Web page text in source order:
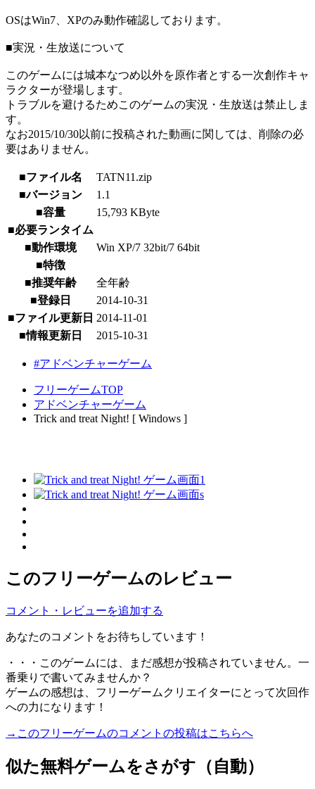
OSはWin7、XPのみ動作確認しております。
■実況・生放送について
このゲームには城本なつめ以外を原作者とする一次創作キャ
ラクターが登場します。
トラブルを避けるためこのゲームの実況・生放送は禁止しま
す。
なお2015/10/30以前に投稿された動画に関しては、削除の必
要はありません。
■ファイル名
TATN11.zip
■バージョン
1.1
■容量
15,793 KByte
■必要ランタイム
■動作環境
Win XP/7 32bit/7 64bit
■特徴
■推奨年齢
全年齢
■登録日
2014-10-31
■ファイル更新日 2014-11-01
■情報更新日
2015-10-31
#アドベンチャーゲーム
フリーゲームTOP
アドベンチャーゲーム
Trick and treat Night! [ Windows ]
このフリーゲームのレビュー
コメント・レビューを追加する
あなたのコメントをお待ちしています！
・・・このゲームには、まだ感想が投稿されていません。一
番乗りで書いてみませんか？
ゲームの感想は、フリーゲームクリエイターにとって次回作
への力になります！
→このフリーゲームのコメントの投稿はこちらへ
似た無料ゲームをさがす（自動）